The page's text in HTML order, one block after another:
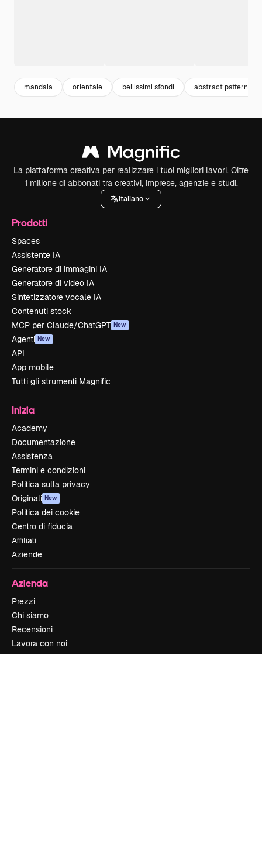
mandala orientale bellissimi sfondi abstract pattern
La piattaforma creativa per realizzare i tuoi migliori lavori. Oltre
1 milione di abbonati tra creativi, imprese, agenzie e studi.
Italiano
Prodotti
Spaces
Assistente IA
Generatore di immagini IA
Generatore di video IA
Sintetizzatore vocale IA
Contenuti stock
MCP per Claude/ChatGPT New
Agenti New
API
App mobile
Tutti gli strumenti Magnific
Inizia
Academy
Documentazione
Assistenza
Termini e condizioni
Politica sulla privacy
Originali New
Politica dei cookie
Centro di fiducia
Affiliati
Aziende
Azienda
Prezzi
Chi siamo
Recensioni
Lavora con noi
Cerca tendenze